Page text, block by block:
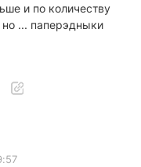
и по количеству
... паперэдныки